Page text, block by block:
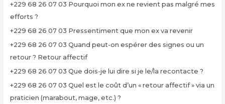
+229 68 26 07 03 Pourquoi mon ex ne revient pas malgré mes
efforts ?
+229 68 26 07 03 Pressentiment que mon ex va revenir
+229 68 26 07 03 Quand peut-on espérer des signes ou un
retour ? Retour affectif
+229 68 26 07 03 Que dois-je lui dire si je le/la recontacte ?
+229 68 26 07 03 Quel est le coût d’un « retour affectif » via un
praticien (marabout, mage, etc.) ?